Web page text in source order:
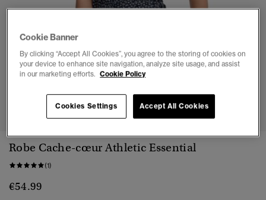
1 2 3 4 5 6
Robe Cache-cœur Athletic Essential
(1)
€54.99
Cookie Banner
By clicking “Accept All Cookies”, you agree to the storing of cookies on
your device to enhance site navigation, analyze site usage, and assist
in our marketing efforts. Cookie Policy
Cookies Settings Accept All Cookies